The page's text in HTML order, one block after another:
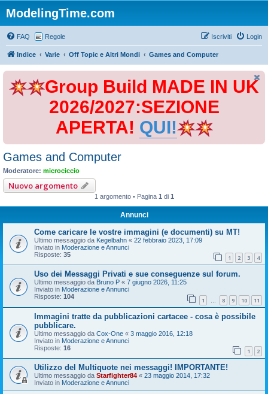
ModelingTime.com
FAQ Regole Login
Iscriviti
Indice Varie Off Topic e Altri Mondi Games and Computer
Group Build MADE IN UK
2026/2027:SEZIONE
APERTA! QUI!
Games and Computer
Moderatore: microciccio
Nuovo argomento
1 argomento • Pagina 1 di 1
Annunci
Come caricare le vostre immagini (e documenti) su MT!
Ultimo messaggio da Kegelbahn « 22 febbraio 2023, 17:09
Inviato in Moderazione e Annunci
Risposte: 35 1 2 3 4
Uso dei Messaggi Privati e sue conseguenze sul forum.
Ultimo messaggio da Bruno P « 7 giugno 2026, 11:25
Inviato in Moderazione e Annunci
Risposte: 104 1 … 8 9 10 11
Immagini tratte da pubblicazioni cartacee - cosa è possibile
pubblicare.
Ultimo messaggio da Cox-One « 3 maggio 2016, 12:18
Inviato in Moderazione e Annunci
Risposte: 16 1 2
Utilizzo del Multiquote nei messaggi! IMPORTANTE!
Ultimo messaggio da Starfighter84 « 23 maggio 2014, 17:32
Inviato in Moderazione e Annunci